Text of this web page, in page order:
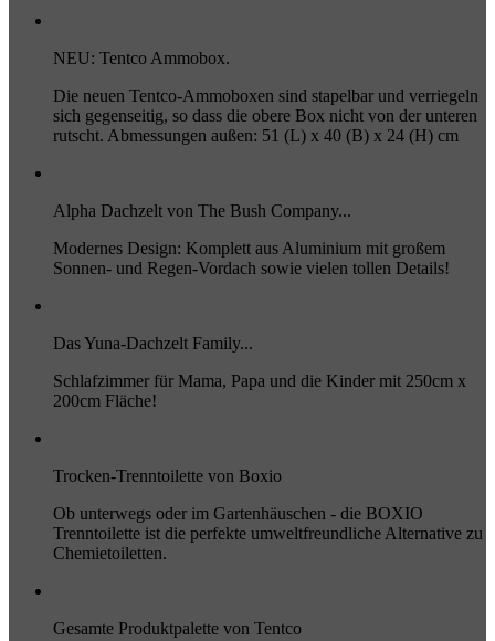
NEU: Tentco Ammobox.
Die neuen Tentco-Ammoboxen sind stapelbar und verriegeln
sich gegenseitig, so dass die obere Box nicht von der unteren
rutscht. Abmessungen außen: 51 (L) x 40 (B) x 24 (H) cm
Alpha Dachzelt von The Bush Company...
Modernes Design: Komplett aus Aluminium mit großem
Sonnen- und Regen-Vordach sowie vielen tollen Details!
Das Yuna-Dachzelt Family...
Schlafzimmer für Mama, Papa und die Kinder mit 250cm x
200cm Fläche!
Trocken-Trenntoilette von Boxio
Ob unterwegs oder im Gartenhäuschen - die BOXIO
Trenntoilette ist die perfekte umweltfreundliche Alternative zu
Chemietoiletten.
Gesamte Produktpalette von Tentco